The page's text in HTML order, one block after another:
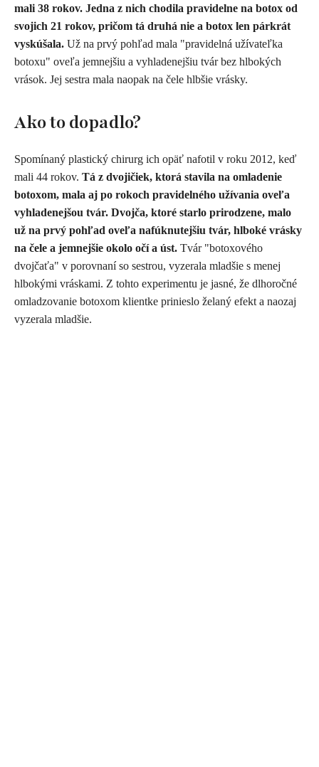
mali 38 rokov. Jedna z nich chodila pravidelne na botox od
svojich 21 rokov, pričom tá druhá nie a botox len párkrát
vyskúšala. Už na prvý pohľad mala "pravidelná užívateľka
botoxu" oveľa jemnejšiu a vyhladenejšiu tvár bez hlbokých
vrások. Jej sestra mala naopak na čele hlbšie vrásky.
Ako to dopadlo?
Spomínaný plastický chirurg ich opäť nafotil v roku 2012, keď
mali 44 rokov. Tá z dvojičiek, ktorá stavila na omladenie
botoxom, mala aj po rokoch pravidelného užívania oveľa
vyhladenejšou tvár. Dvojča, ktoré starlo prirodzene, malo
už na prvý pohľad oveľa nafúknutejšiu tvár, hlboké vrásky
na čele a jemnejšie okolo očí a úst. Tvár "botoxového
dvojčaťa" v porovnaní so sestrou, vyzerala mladšie s menej
hlbokými vráskami. Z tohto experimentu je jasné, že dlhoročné
omladzovanie botoxom klientke prinieslo želaný efekt a naozaj
vyzerala mladšie.